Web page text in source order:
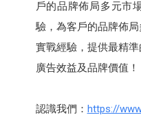
戶的品牌佈局多元市
驗，為客戶的品牌佈
實戰經驗，提供最精
廣告效益及品牌價值！
認識我們： https://